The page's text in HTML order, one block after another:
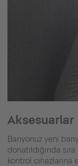
Aksesuarlar
Banyonuz yeni
donatıldığında
kontrol cihazlarına